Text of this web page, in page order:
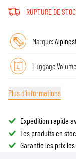
RUPTURE DE
Marque:
Luggage
Plus d'informations
Expédition rapide
Les produits en
Garantie les prix